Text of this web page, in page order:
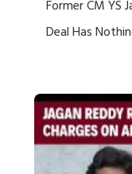
Former CM YS
Deal Has